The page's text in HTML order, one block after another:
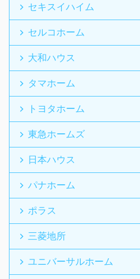
セキスイハイム
セルコホーム
大和ハウス
タマホーム
トヨタホーム
東急ホームズ
日本ハウス
パナホーム
ポラス
三菱地所
ユニバーサルホーム